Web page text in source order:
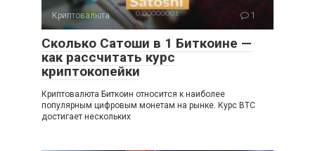
Криптовалюта 1
Сколько Сатоши в 1 Биткоине —
как рассчитать курс
криптокопейки
Криптовалюта Биткоин относится к наиболее
популярным цифровым монетам на рынке. Курс BTC
достигает нескольких